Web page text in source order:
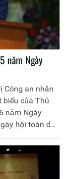
năm Ngày
Công an nhân
biểu của Thủ
năm Ngày
hội toàn dân